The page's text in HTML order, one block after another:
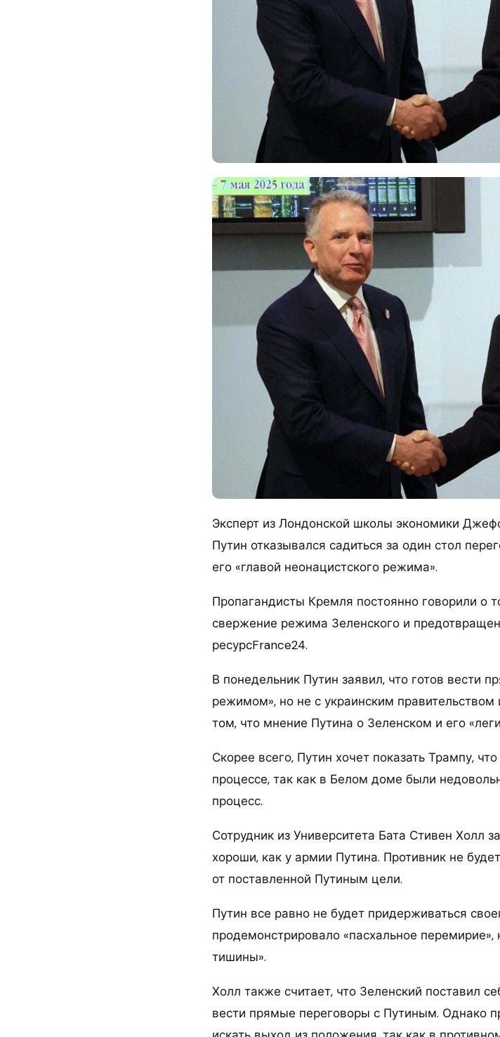
Эксперт из Лондонской школы экономики
Путин отказывался садиться за один стол
его «главой неонацистского режима».
Пропагандисты Кремля постоянно говорили о
свержение режима Зеленского и
ресурсFrance24.
В понедельник Путин заявил, что готов вести
режимом», но не с украинским
том, что мнение Путина о Зеленском и его
Скорее всего, Путин хочет показать Трампу,
процессе, так как в Белом доме были
процесс.
Сотрудник из Университета Бата Стивен Холл
хороши, как у армии Путина. Противник не
от поставленной Путиным цели.
Путин все равно не будет придерживаться
продемонстрировало «пасхальное
тишины».
Холл также считает, что Зеленский поставил
вести прямые переговоры с Путиным. Однако